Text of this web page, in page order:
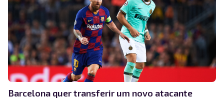
Barcelona quer transferir um novo atacante